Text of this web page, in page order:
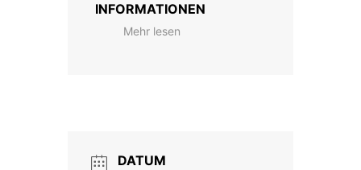
INFORMATIONEN
Mehr lesen
DATUM